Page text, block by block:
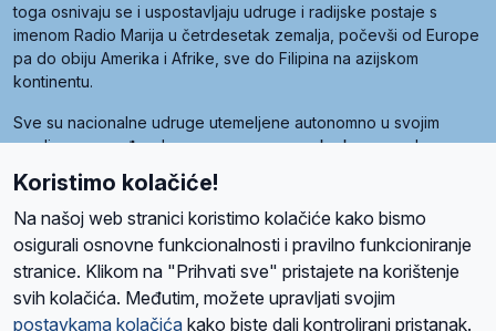
toga osnivaju se i uspostavljaju udruge i radijske postaje s
imenom Radio Marija u četrdesetak zemalja, počevši od Europe
pa do obiju Amerika i Afrike, sve do Filipina na azijskom
kontinentu.
Sve su nacionalne udruge utemeljene autonomno u svojim
zemljama, a međusobna su povezane preko krovne udruge
pod nazivom Svjetska obitelj Radio Marije (World Family of
Radio Maria). Svjetsku obitelj utemeljilo je sedam članica, među
kojima je i hrvatska Udruga Radio Marija.
O namaRadio ProgramVolonteriPrijateljiKontaktPravila privatnosti
Koristimo kolačiće!
Na našoj web stranici koristimo kolačiće kako bismo
osigurali osnovne funkcionalnosti i pravilno funkcioniranje
stranice. Klikom na "Prihvati sve" pristajete na korištenje
svih kolačića. Međutim, možete upravljati svojim
postavkama kolačića kako biste dali kontrolirani pristanak.